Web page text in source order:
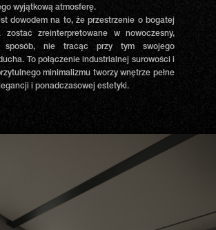
wyjątkową atmosferę.
dowodem na to, że przestrzenie o bogatej
zostać zreinterpretowane w nowoczesny,
sposób, nie tracąc przy tym swojego
To połączenie industrialnej surowości i
minimalizmu tworzy wnętrze pełne
i ponadczasowej estetyki.